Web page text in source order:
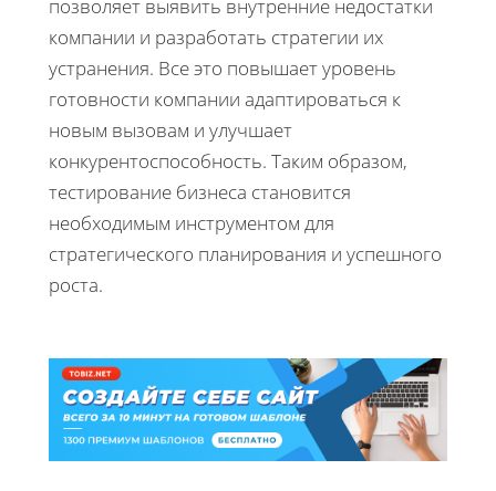
позволяет выявить внутренние недостатки
компании и разработать стратегии их
устранения. Все это повышает уровень
готовности компании адаптироваться к
новым вызовам и улучшает
конкурентоспособность. Таким образом,
тестирование бизнеса становится
необходимым инструментом для
стратегического планирования и успешного
роста.